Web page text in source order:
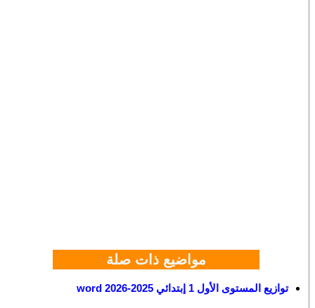
مواضيع ذات صلة
توازيع المستوى الأول 1 إبتدائي 2025-2026 word